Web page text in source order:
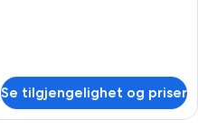
Se tilgjengelighet og priser